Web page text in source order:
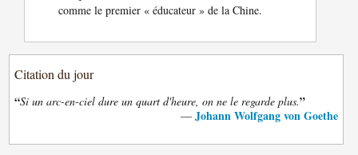
comme le premier « éducateur » de la Chine.
Citation du jour
“Si un arc-en-ciel dure un quart d'heure, on ne le regarde plus.”
— Johann Wolfgang von Goethe